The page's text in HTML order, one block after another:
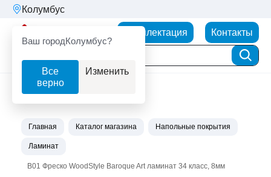
Колумбус
Ваш городКолумбус?
Все
верно
Изменить
Комплектация Контакты
Главная Каталог магазина Напольные покрытия
Ламинат
B01 Фреско WoodStyle Baroque Art ламинат 34 класс, 8мм